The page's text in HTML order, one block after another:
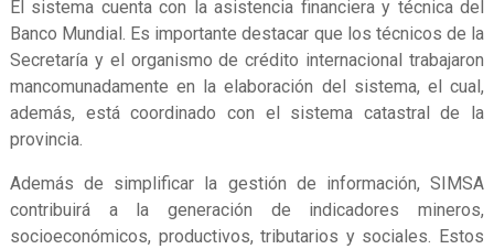
El sistema cuenta con la asistencia financiera y técnica del
Banco Mundial. Es importante destacar que los técnicos de la
Secretaría y el organismo de crédito internacional trabajaron
mancomunadamente en la elaboración del sistema, el cual,
además, está coordinado con el sistema catastral de la
provincia.
Además de simplificar la gestión de información, SIMSA
contribuirá a la generación de indicadores mineros,
socioeconómicos, productivos, tributarios y sociales. Estos